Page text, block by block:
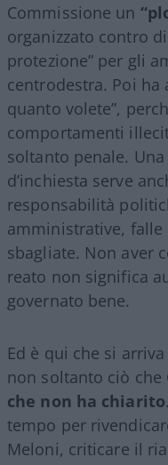
Commissione un
organizzato contro
protezione” per gli
centrodestra. Poi ha
quanto volete”,
comportamenti
soltanto penale.
d’inchiesta serve
responsabilità
amministrative,
sbagliate. Non aver
reato non significa
governato bene.
Ed è qui che si
non soltanto ciò che
che non ha chiarito
tempo per
Meloni, criticare il